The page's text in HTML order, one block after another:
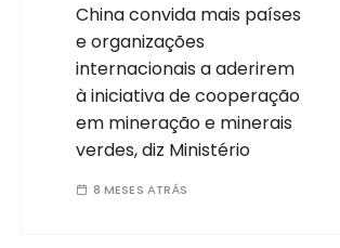
China convida mais países
e organizações
internacionais a aderirem
à iniciativa de cooperação
em mineração e minerais
verdes, diz Ministério
8 MESES ATRÁS